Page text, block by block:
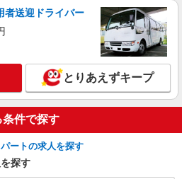
詳細を見る
支社
施設の介護士（資格必須）
上：時給1500円〜1875円
牧市
者送迎ドライバー
とりあえずキープ
条件で探す
ートの求人を探す
探す